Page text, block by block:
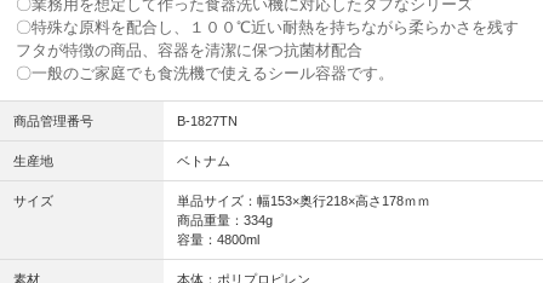
〇業務用を想定して作った食器洗い機に対応したタフなシリーズ
〇特殊な原料を配合し、１００℃近い耐熱を持ちながら柔らかさを残す
フタが特徴の商品、容器を清潔に保つ抗菌材配合
〇一般のご家庭でも食洗機で使えるシール容器です。
商品管理番号 B-1827TN
生産地 ベトナム
サイズ
単品サイズ：幅153×奥行218×高さ178ｍｍ
商品重量：334g
容量：4800ml
素材 本体：ポリプロピレン